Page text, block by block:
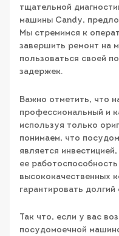
тщательной
машины Candy,
Мы стремимся к
завершить ремонт на
пользоваться своей
задержек.
Важно отметить, что
профессиональный и
используя только
понимаем, что
является
ее
высококачественных
гарантировать
Так что, если у вас
посудомоечной